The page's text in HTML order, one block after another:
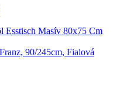
Esstisch Masív 80x75 Cm
90/245cm, Fialová